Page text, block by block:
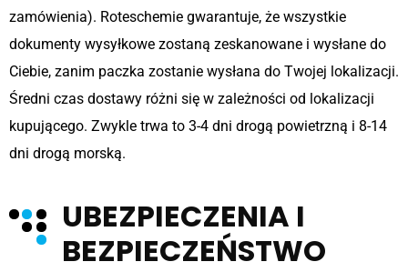
zamówienia). Roteschemie gwarantuje, że wszystkie
dokumenty wysyłkowe zostaną zeskanowane i wysłane do
Ciebie, zanim paczka zostanie wysłana do Twojej lokalizacji.
Średni czas dostawy różni się w zależności od lokalizacji
kupującego. Zwykle trwa to 3-4 dni drogą powietrzną i 8-14
dni drogą morską.
UBEZPIECZENIA I
BEZPIECZEŃSTWO